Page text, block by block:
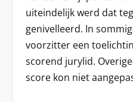
uiteindelijk werd dat
genivelleerd. In
voorzitter een
scorend jurylid.
score kon niet